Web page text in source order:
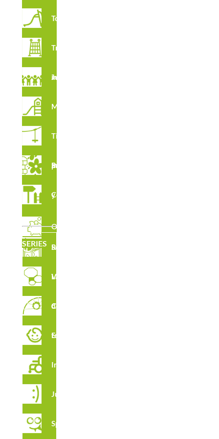
Toboganes
Trepadores
Juegos imaginativos
Multijuegos
Tirolinas
Suelos para Parques Infantiles
Complementos y vallados
Outlet
SERIES Serie Robinia
Laberintos Verticales
Circuito de Cuerdas
Estimulación temprana
Integración
Juga
Spooky